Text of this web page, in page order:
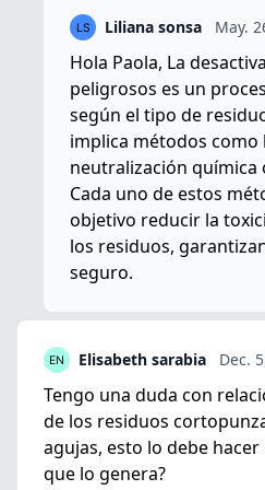
Liliana sonsa May.
Hola Paola, La
peligrosos es un
según el tipo de
implica métodos como
neutralización química
Cada uno de estos
objetivo reducir la
los residuos,
seguro.
Elisabeth sarabia Dec.
Tengo una duda con
de los residuos
agujas, esto lo debe
que lo genera?